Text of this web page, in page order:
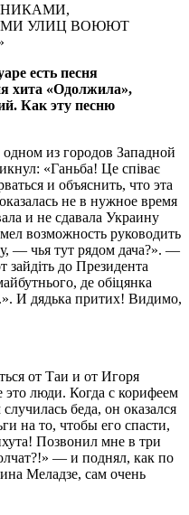
УЛИЦ ВОЮЮТ
есть песня
хита «Одолжила»,
Как эту песню
из городов Западной
«Ганьба! Це співає
и объяснить, что эта
не в нужное время
и не сдавала Украину
возможность руководить
— чья тут рядом дача?». —
до Президента
де обіцянка
И дядька притих! Видимо,
от Таи и от Игоря
люди. Когда с корифеем
беда, он оказался
на то, чтобы его спасти,
Позвонил мне в три
— и поднял, как по
Меладзе, сам очень